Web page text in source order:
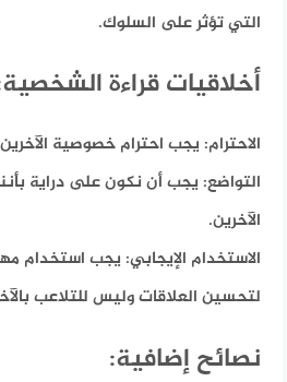
التي تؤثر على السلوك.
أخلاقيات قراءة
الاحترام: يجب احترام خصوصية
التواضع: يجب أن نكون على دراية
الآخرين.
الاستخدام الإيجابي: يجب استخدام
لتحسين العلاقات وليس للتلاعب
نصائح إضافية: